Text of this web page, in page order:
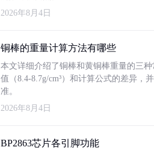
2026年8月4日
铜棒的重量计算方法有哪些
本文详细介绍了铜棒和黄铜棒重量的三
值（8.4-8.7g/cm³）和计算公式的差异，
准。
2026年8月4日
BP2863芯片各引脚功能